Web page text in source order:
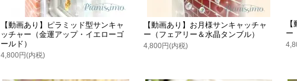
【動画あり】ピラミッド型サンキャ
ッチャー（金運アップ・イエローゴ
ールド）
4,800円(内税)
【動画あり】お月様サンキャッチャ
ー（フェアリー＆水晶タンブル）
4,800円(内税)
ー